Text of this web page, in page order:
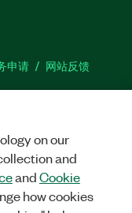
申请 网站反馈
) 仪器有限公司 版权所
号
on our
and
andCookie
how cookies